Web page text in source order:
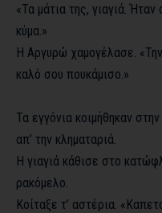
«Τα μάτια της, γιαγιά.
κύμα.»
Η Αργυρώ χαμογέλασε.
καλό σου πουκάμισο.»
Τα εγγόνια κοιμήθηκαν
απ’ την κληματαριά.
Η γιαγιά κάθισε στο
ρακόμελο.
Κοίταξε τ’ αστέρια.